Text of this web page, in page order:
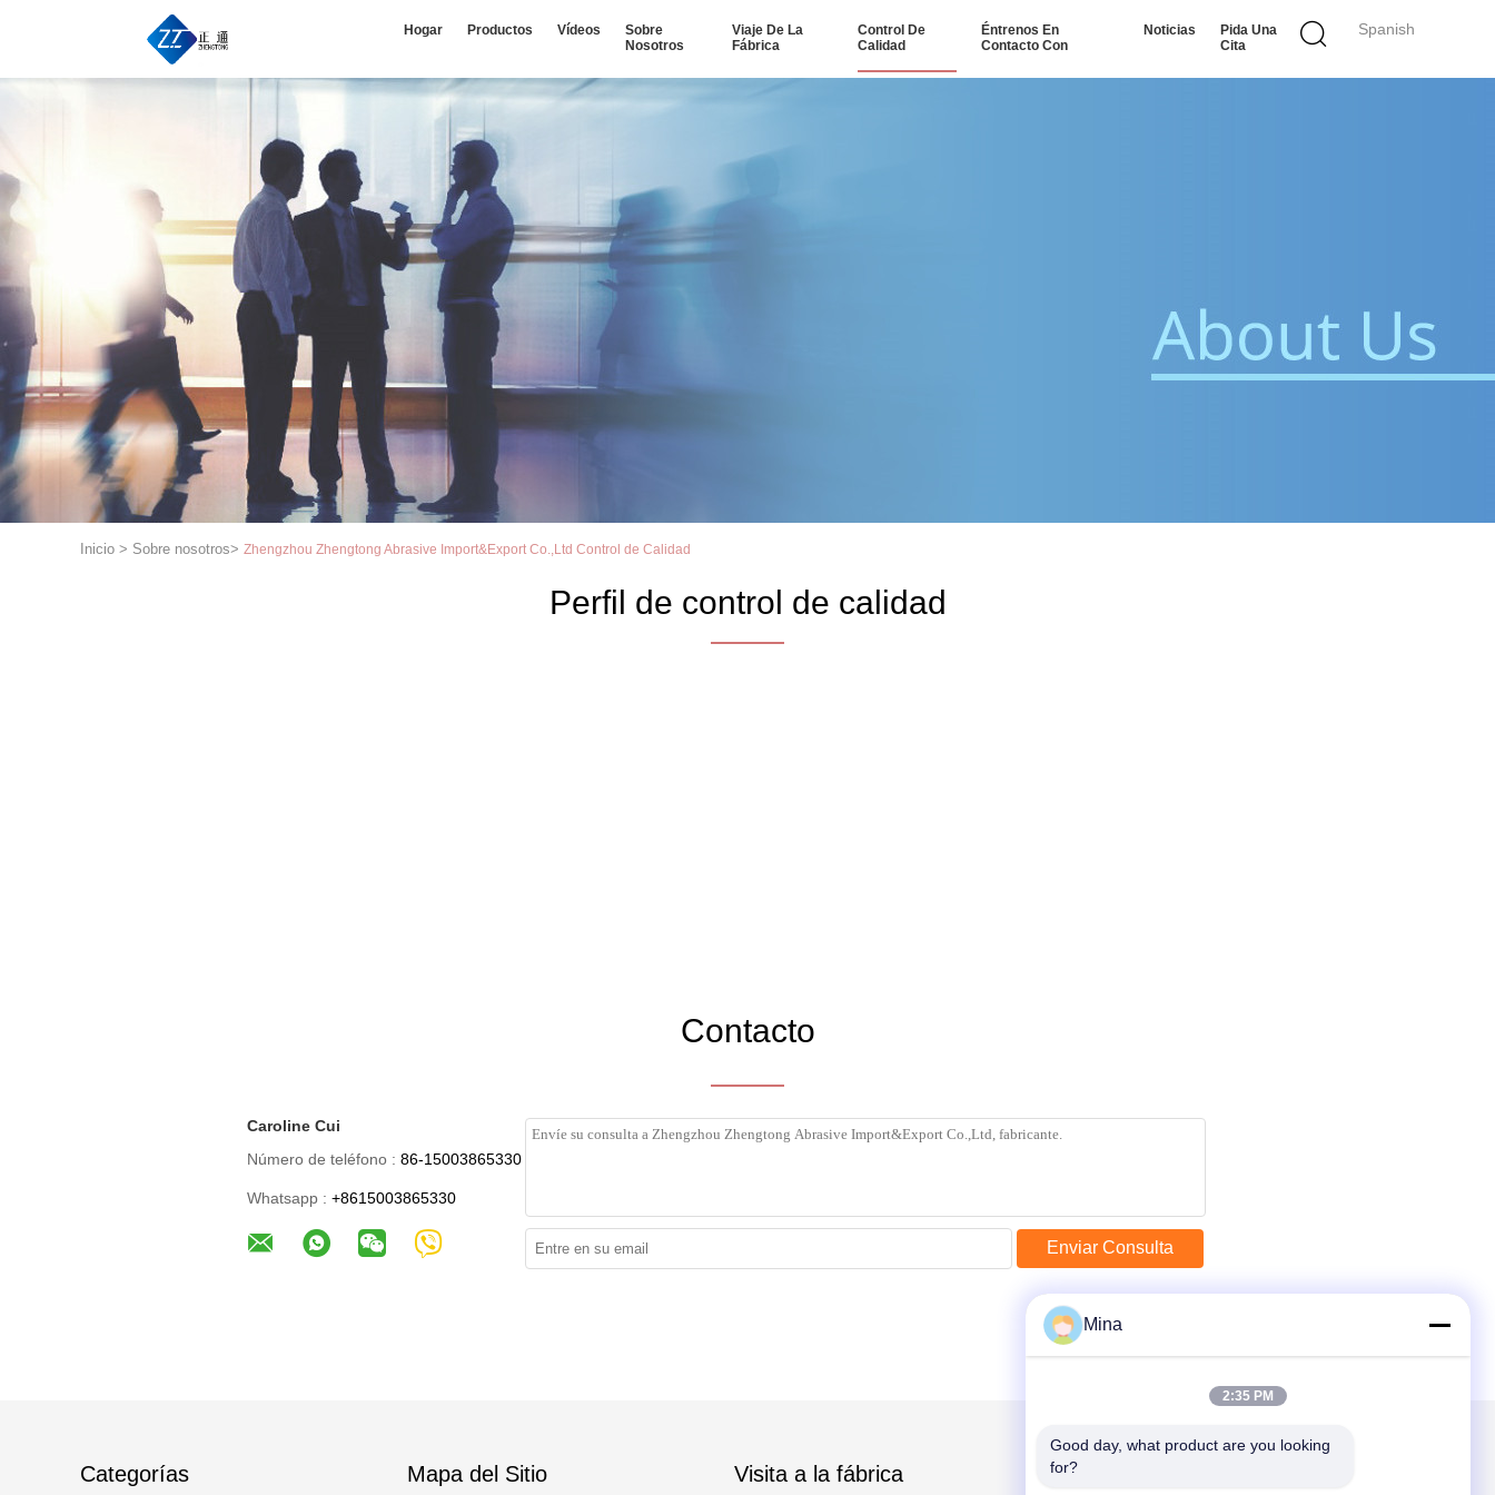
Spanish
Hogar Productos Vídeos
Sobre
Nosotros
Viaje De La
Fábrica
Control De
Calidad
Éntrenos En
Contacto Con
Noticias
Pida Una
Cita
Inicio > Sobre nosotros> Zhengzhou Zhengtong Abrasive Import&Export Co.,Ltd Control de Calidad
Perfil de control de calidad
Contacto
Caroline Cui
Número de teléfono : 86-15003865330
Whatsapp : +8615003865330
Enviar Consulta
Categorías Mapa del Sitio Visita a la fábrica Envíenos un correo
Mina
2:35 PM
Good day, what product are you looking
for?